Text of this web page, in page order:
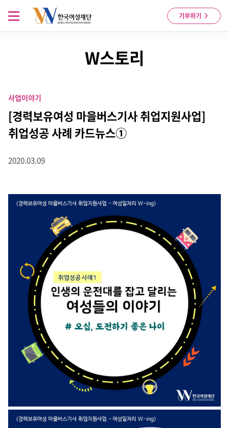
Skip to content
기부하기
메뉴 열기
W스토리
사업이야기
[경력보유여성 마을버스기사 취업지원사업]
취업성공 사례 카드뉴스①
2020.03.09